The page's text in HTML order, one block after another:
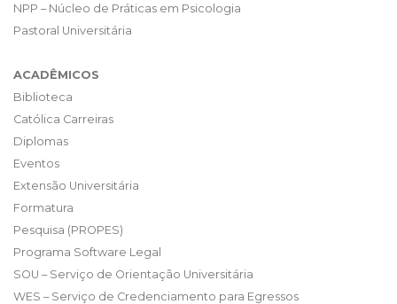
NPP – Núcleo de Práticas em Psicologia
Pastoral Universitária
ACADÊMICOS
Biblioteca
Católica Carreiras
Diplomas
Eventos
Extensão Universitária
Formatura
Pesquisa (PROPES)
Programa Software Legal
SOU – Serviço de Orientação Universitária
WES – Serviço de Credenciamento para Egressos